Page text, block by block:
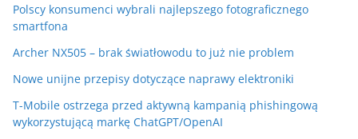
Polscy konsumenci wybrali najlepszego fotograficznego
smartfona
Archer NX505 – brak światłowodu to już nie problem
Nowe unijne przepisy dotyczące naprawy elektroniki
T-Mobile ostrzega przed aktywną kampanią phishingową
wykorzystującą markę ChatGPT/OpenAI